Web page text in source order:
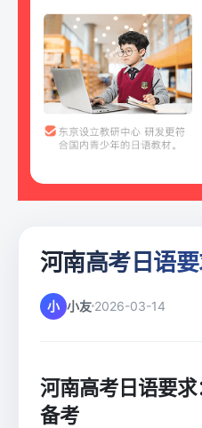
河南高考日语
小 小友 2026-03-14
河南高考日语要
备考